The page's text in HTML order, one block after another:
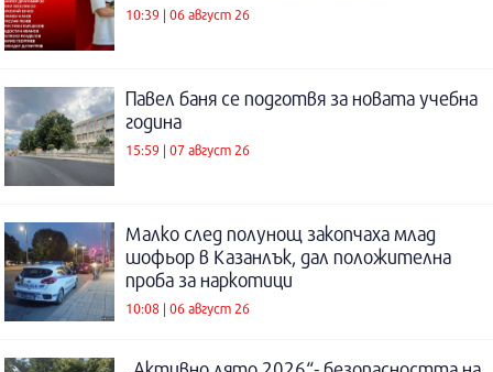
10:39 | 06 август 26
Павел баня се подготвя за новата учебна
година
15:59 | 07 август 26
Малко след полунощ закопчаха млад
шофьор в Казанлък, дал положителна
проба за наркотици
10:08 | 06 август 26